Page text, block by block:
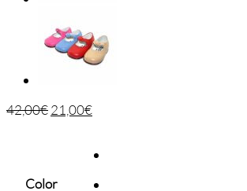
42,00€21,00€
Color